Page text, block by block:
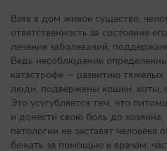
Взяв в дом живое существо,
ответственность за состояние
лечение заболеваний,
Ведь несоблюдение
катастрофе — развитию тяжелых
люди, подвержены кошки, коты,
Это усугубляется тем, что
и донести свою боль до
патологии не заставят человека
бежать за помощью к врачам,